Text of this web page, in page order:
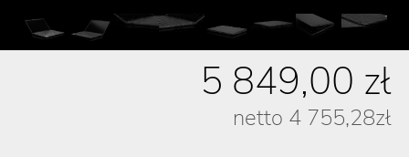
5 849,00 zł
netto 4 755,28zł